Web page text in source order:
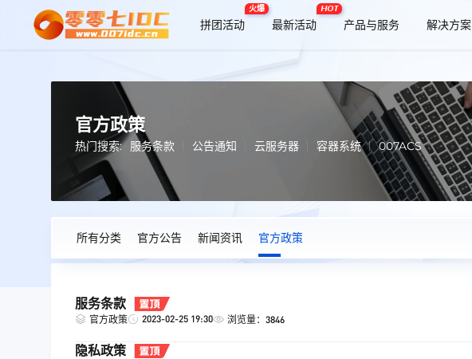
拼团活动
火爆
最新活动
HOT
产品与服务 解决方案
官方政策
热门搜索: 服务条款 公告通知 云服务器 容器系统 007ACS
所有分类 官方公告 新闻资讯 官方政策
服务条款
官方政策 2023-02-25 19:30 浏览量：3846
隐私政策